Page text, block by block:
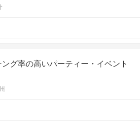
グ率の高いパーティー・イベント